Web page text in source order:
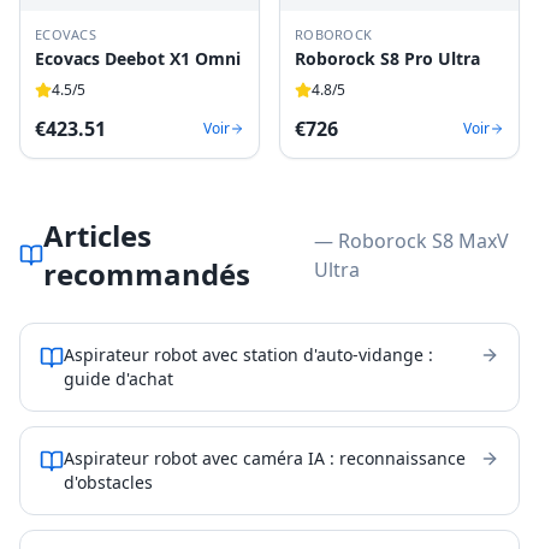
ECOVACS
Ecovacs Deebot X1 Omni
4.5/5
€423.51 Voir
ROBOROCK
Roborock S8 Pro Ultra
4.8/5
€726 Voir
Articles
recommandés
— Roborock S8 MaxV
Ultra
Aspirateur robot avec station d'auto-vidange :
guide d'achat
Aspirateur robot avec caméra IA : reconnaissance
d'obstacles